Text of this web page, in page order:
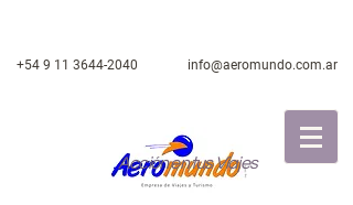
+54 9 11 3644-2040 info@aeromundo.com.ar
Acción en tus Viajes